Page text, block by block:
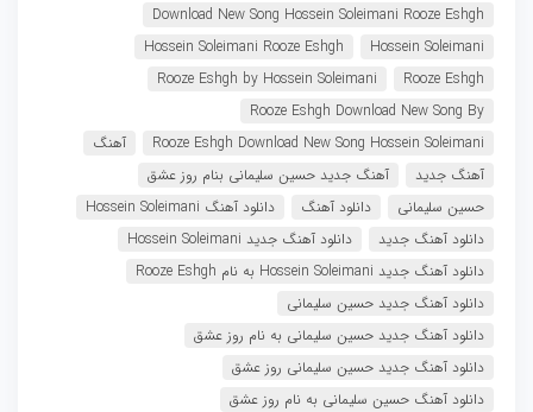
Download New Song Hossein Soleimani Rooze Eshgh
Hossein Soleimani
Hossein Soleimani Rooze Eshgh
Rooze Eshgh
Rooze Eshgh by Hossein Soleimani
Rooze Eshgh Download New Song By
Rooze Eshgh Download New Song Hossein Soleimani
آهنگ
آهنگ جدید
آهنگ جدید حسین سلیمانی بنام روز عشق
حسین سلیمانی
دانلود آهنگ
دانلود آهنگ Hossein Soleimani
دانلود آهنگ جدید
دانلود آهنگ جدید Hossein Soleimani
دانلود آهنگ جدید Hossein Soleimani به نام Rooze Eshgh
دانلود آهنگ جدید حسین سلیمانی
دانلود آهنگ جدید حسین سلیمانی به نام روز عشق
دانلود آهنگ جدید حسین سلیمانی روز عشق
دانلود آهنگ حسین سلیمانی به نام روز عشق